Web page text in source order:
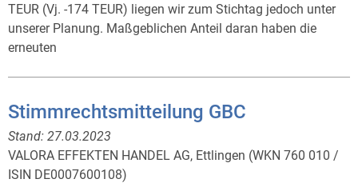
TEUR (Vj. -174 TEUR) liegen wir zum Stichtag jedoch unter
unserer Planung. Maßgeblichen Anteil daran haben die
erneuten
Stimmrechtsmitteilung GBC
Stand: 27.03.2023
VALORA EFFEKTEN HANDEL AG, Ettlingen (WKN 760 010 /
ISIN DE0007600108)